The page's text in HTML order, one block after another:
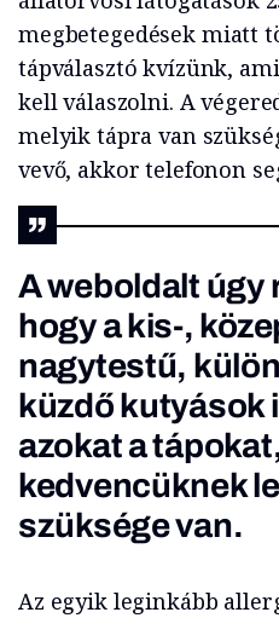
megbetegedések miatt
tápválasztó kvízünk,
kell válaszolni. A
melyik tápra van
vevő, akkor telefonon
A weboldalt úgy
hogy a kis-,
nagytestű,
küzdő kutyások
azokat a
kedvencüknek
szüksége van.
Az egyik leginkább